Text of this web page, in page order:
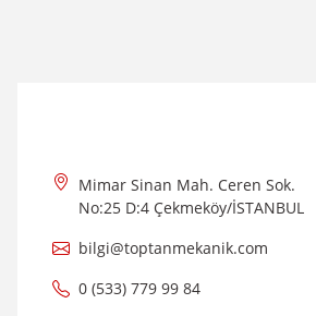
Mimar Sinan Mah. Ceren Sok.
No:25 D:4 Çekmeköy/İSTANBUL
bilgi@toptanmekanik.com
0 (533) 779 99 84